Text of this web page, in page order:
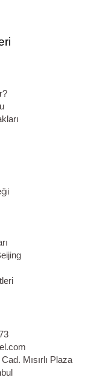
Mısırlı Plaza